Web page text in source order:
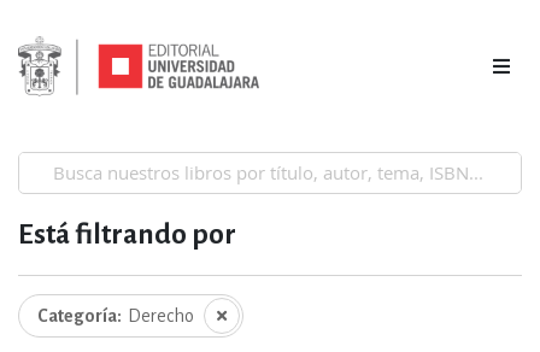
Está filtrando por
Categoría Derecho